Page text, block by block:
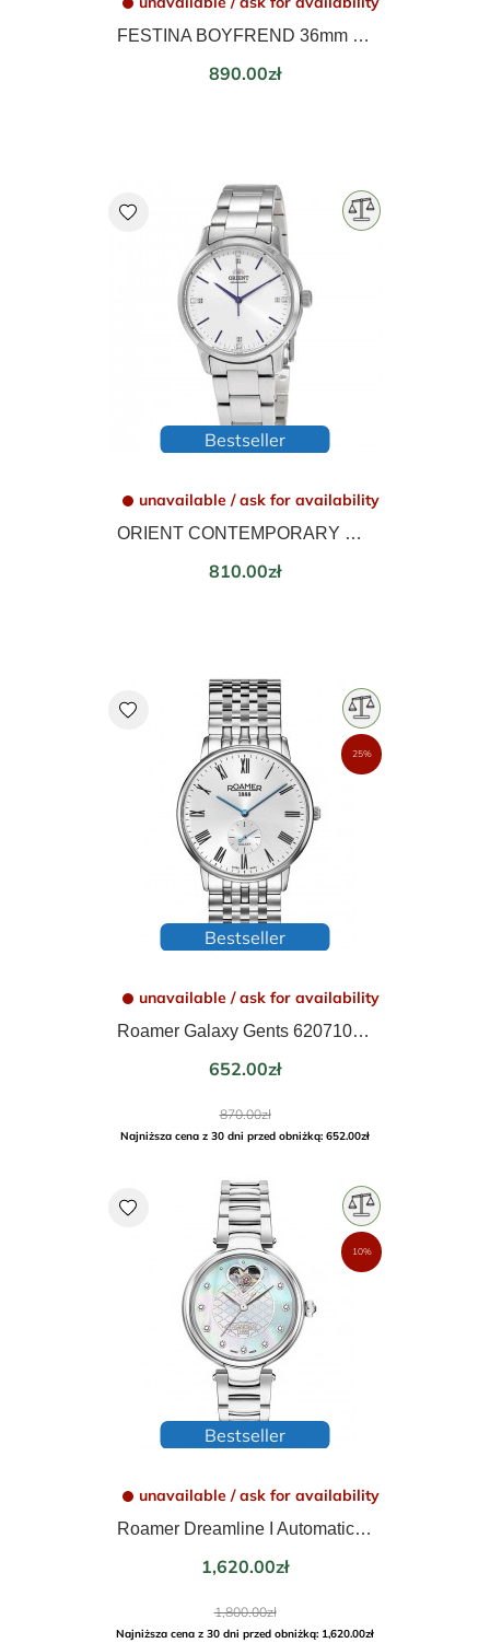
FESTINA BOYFREND 36mm 20402/1
Price
890.00zł
Bestseller
unavailable / ask for availability
ORIENT CONTEMPORARY SYMPHONY III AUTOMATIC RA-NB0102S10B
Price
810.00zł
favorite
Bestseller
unavailable / ask for availability
Roamer Galaxy Gents 620710-41-15-50
Price
652.00zł
Regular
price
870.00zł
Najniższa cena z 30 dni przed obniżką: 652.00zł
favorite
25%
Bestseller
unavailable / ask for availability
Roamer Dreamline I Automatic 557661-41-19-50
Price
1,620.00zł
Regular
price
1,800.00zł
Najniższa cena z 30 dni przed obniżką: 1,620.00zł
favorite
10%